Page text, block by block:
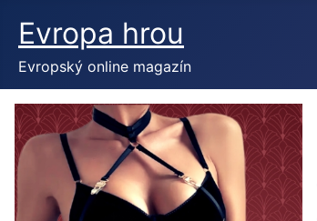
Evropa hrou
Evropský online magazín